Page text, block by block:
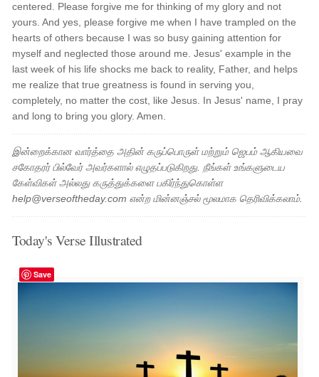
centered. Please forgive me for thinking of my glory and not
yours. And yes, please forgive me when I have trampled on the
hearts of others because I was so busy gaining attention for
myself and neglected those around me. Jesus' example in the
last week of his life shocks me back to reality, Father, and helps
me realize that true greatness is found in serving you,
completely, no matter the cost, like Jesus. In Jesus' name, I pray
and long to bring you glory. Amen.
இன்றைக்கான வார்த்தை அதின் கருப்பொருள் மற்றும் ஜெபம் ஆகியவை
சகோதரர் பில்வேர் அவர்களால் எழுதப்படுகிறது. நீங்கள் உங்களுடைய
கேள்விகள் அல்லது கருத்துக்களை பகிர்ந்துகொள்ள
help@verseoftheday.com என்ற மின்னஞ்சல் மூலமாக தெரிவிக்கலாம்.
Today's Verse Illustrated
Save